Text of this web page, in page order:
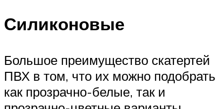
Силиконовые
Большое преимущество скатертей
ПВХ в том, что их можно подобрать
как прозрачно-белые, так и